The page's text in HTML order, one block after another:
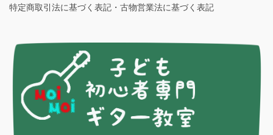
特定商取引法に基づく表記・古物営業法に基づく表記